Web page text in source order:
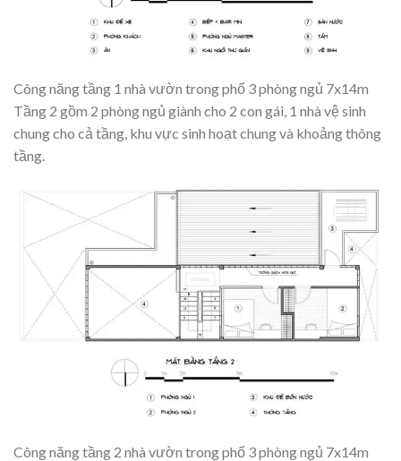
Công năng tầng 1 nhà vườn trong phố 3 phòng ngủ 7x14m
Tầng 2 gồm 2 phòng ngủ giành cho 2 con gái, 1 nhà vệ sinh
chung cho cả tầng, khu vực sinh hoạt chung và khoảng thông
tầng.
Công năng tầng 2 nhà vườn trong phố 3 phòng ngủ 7x14m